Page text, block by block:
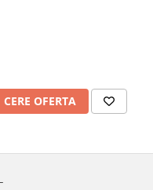
CERE OFERTA